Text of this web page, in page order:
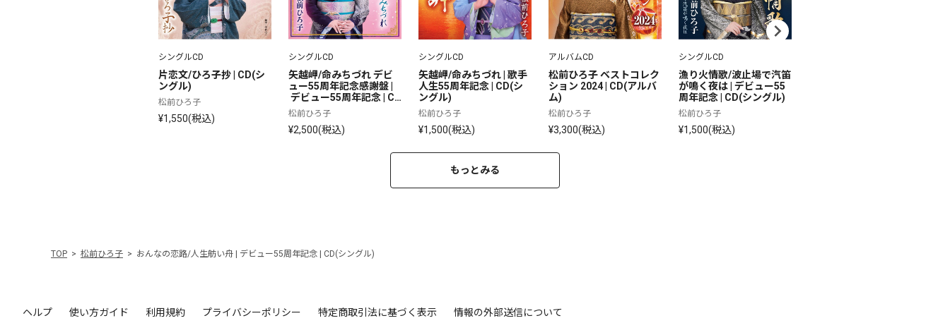
シングルCD
片恋文/ひろ子抄 | CD(シ
ングル)
松前ひろ子
¥1,550(税込)
シングルCD
矢越岬/命みちづれ デビ
ュー55周年記念感謝盤 |
デビュー55周年記念 | CD
(シングル)
松前ひろ子
¥2,500(税込)
シングルCD
矢越岬/命みちづれ | 歌手
人生55周年記念 | CD(シ
ングル)
松前ひろ子
¥1,500(税込)
アルバムCD
松前ひろ子 ベストコレク
ション 2024 | CD(アルバ
ム)
松前ひろ子
¥3,300(税込)
シングルCD
漁り火情歌/波止場で汽笛
が鳴く夜は | デビュー55
周年記念 | CD(シングル)
松前ひろ子
¥1,500(税込)
もっとみる
TOP 松前ひろ子 おんなの恋路/人生舫い舟 | デビュー55周年記念 | CD(シングル)
ヘルプ 使い方ガイド 利用規約 プライバシーポリシー 特定商取引法に基づく表示 情報の外部送信について